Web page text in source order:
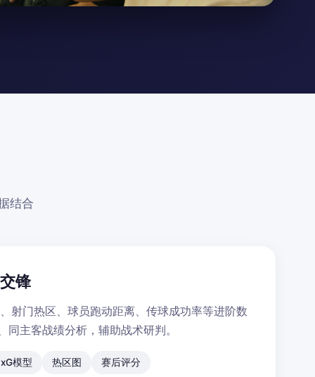
结合
锋
射门热区、球员跑动距离、传球成功率等进阶数
同主客战绩分析，辅助战术研判。
xG模型 热区图 赛后评分